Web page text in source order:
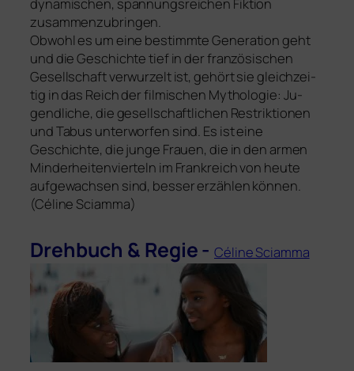
dyna­mi­schen, span­nungs­rei­chen Fiktion
zusammenzubringen.
Obwohl es um eine bestimm­te Ge­neration geht
und die Geschichte tief in der fran­zö­si­schen
Gesellschaft ver­wurzelt ist, gehört sie gleich­zei­
tig in das Reich der fil­mi­schen Mythologie: Ju­
gendliche, die gesell­schaft­li­chen Restriktionen
und Tabus unter­wor­fen sind. Es ist eine
Geschichte, die jun­ge Frauen, die in den armen
Minderheitenvier­teln im Frankreich von heu­te
auf­ge­wach­sen sind, bes­ser erzäh­len können.
(Céline Sciamma)
Drehbuch & Regie - Céline Sciamma